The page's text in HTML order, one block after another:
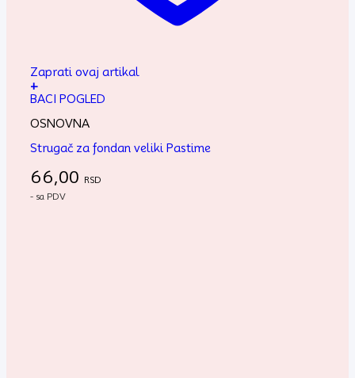
Zaprati ovaj artikal
+
BACI POGLED
OSNOVNA
Strugač za fondan veliki Pastime
66,00 RSD
- sa PDV